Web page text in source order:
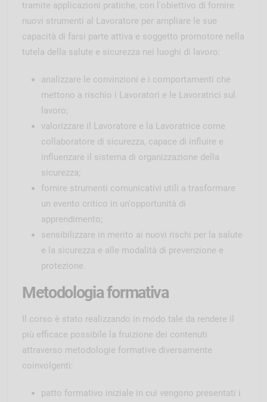
tramite applicazioni pratiche, con l'obiettivo di fornire
nuovi strumenti al Lavoratore per ampliare le sue
capacità di farsi parte attiva e soggetto promotore nella
tutela della salute e sicurezza nei luoghi di lavoro:
analizzare le convinzioni e i comportamenti che
mettono a rischio i Lavoratori e le Lavoratrici sul
lavoro;
valorizzare il Lavoratore e la Lavoratrice come
collaboratore di sicurezza, capace di influire e
influenzare il sistema di organizzazione della
sicurezza;
fornire strumenti comunicativi utili a trasformare
un evento critico in un'opportunità di
apprendimento;
sensibilizzare in merito ai nuovi rischi per la salute
e la sicurezza e alle modalità di prevenzione e
protezione.
Metodologia formativa
Il corso è stato realizzando in modo tale da rendere il
più efficace possibile la fruizione dei contenuti
attraverso metodologie formative diversamente
coinvolgenti:
patto formativo iniziale in cui vengono presentati i